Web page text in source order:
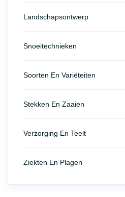
Landschapsontwerp
Snoeitechnieken
Soorten En Variëteiten
Stekken En Zaaien
Verzorging En Teelt
Ziekten En Plagen